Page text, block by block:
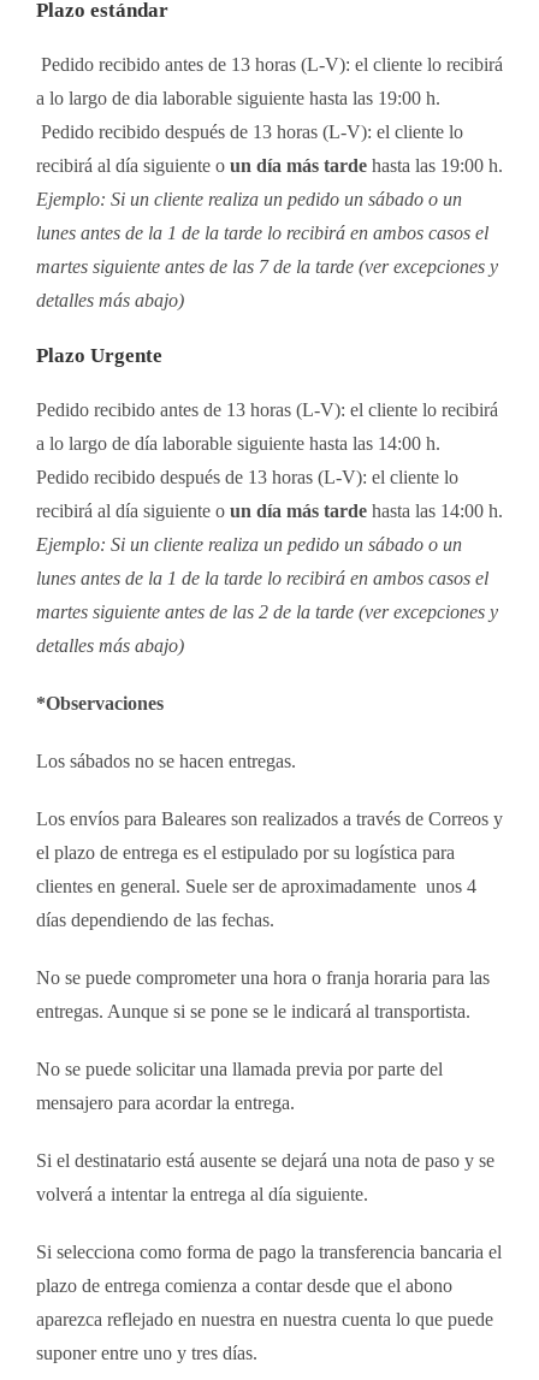
Plazo estándar
Pedido recibido antes de 13 horas (L-V): el cliente lo recibirá
a lo largo de dia laborable siguiente hasta las 19:00 h.
Pedido recibido después de 13 horas (L-V): el cliente lo
recibirá al día siguiente o un día más tarde hasta las 19:00 h.
Ejemplo: Si un cliente realiza un pedido un sábado o un
lunes antes de la 1 de la tarde lo recibirá en ambos casos el
martes siguiente antes de las 7 de la tarde (ver excepciones y
detalles más abajo)
Plazo Urgente
Pedido recibido antes de 13 horas (L-V): el cliente lo recibirá
a lo largo de día laborable siguiente hasta las 14:00 h.
Pedido recibido después de 13 horas (L-V): el cliente lo
recibirá al día siguiente o un día más tarde hasta las 14:00 h.
Ejemplo: Si un cliente realiza un pedido un sábado o un
lunes antes de la 1 de la tarde lo recibirá en ambos casos el
martes siguiente antes de las 2 de la tarde (ver excepciones y
detalles más abajo)
*Observaciones
Los sábados no se hacen entregas.
Los envíos para Baleares son realizados a través de Correos y
el plazo de entrega es el estipulado por su logística para
clientes en general. Suele ser de aproximadamente unos 4
días dependiendo de las fechas.
No se puede comprometer una hora o franja horaria para las
entregas. Aunque si se pone se le indicará al transportista.
No se puede solicitar una llamada previa por parte del
mensajero para acordar la entrega.
Si el destinatario está ausente se dejará una nota de paso y se
volverá a intentar la entrega al día siguiente.
Si selecciona como forma de pago la transferencia bancaria el
plazo de entrega comienza a contar desde que el abono
aparezca reflejado en nuestra en nuestra cuenta lo que puede
suponer entre uno y tres días.